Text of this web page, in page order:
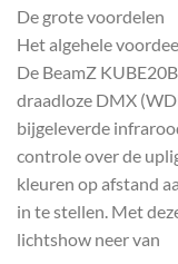
De grote voordelen
Het algehele
De BeamZ
draadloze DMX
bijgeleverde
controle over de
kleuren op afstand
in te stellen. Met
lichtshow neer van